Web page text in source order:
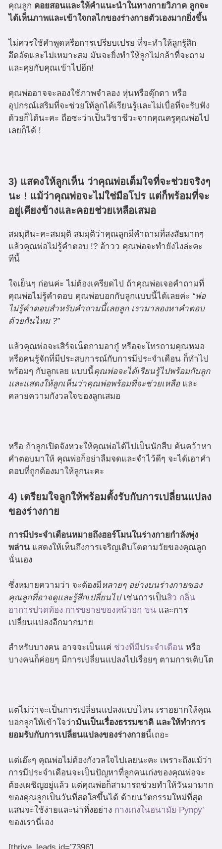
คุณลูก คอยสอนและให้คำแนะนำในทางกายวิภาค ลูกจะ
ได้เห็นภาพและเข้าใจกลไกของร่างกายตัวเองมากยิ่งขึ้น
ไม่ควรใช้คำพูดหรือการเปรียบเปรย ที่จะทำให้ลูกรู้สึก
อึดอัดและไม่เหมาะสม มันจะยิ่งทำให้ลูกไม่กล้าที่จะถาม
และคุยกับคุณเข้าไปอีก!
คุณพ่ออาจจะลองใช้ภาพจำลอง หุ่นหรือตุ๊กตา หรือ
อุปกรณ์เสริมที่จะช่วยให้ลูกได้เรียนรู้และไม่เบื่อที่จะรับฟัง
ด้วยก็ได้นะคะ ถือซะว่าเป็นวิชาชีวะจากคุณครูคุณพ่อไป
เลยก็ได้ !
3) แสดงให้ลูกเห็น ว่าคุณพ่อเต็มใจที่จะช่วยจริงๆ
นะ ! แม้ว่าคุณพ่อจะไม่ใช่มือโปร แต่ก็พร้อมที่จะ
อยู่เคียงข้างและคอยช่วยเหลือเสมอ
สมมุตินะคะสมมุติ สมมุติว่าคุณลูกมีคำถามที่สงสัยมากๆ
แล้วคุณพ่อไม่รู้คำตอบ !? อ้าวว คุณพ่อจะทำยังไงล่ะคะ
ทีนี้
ใจเย็นๆ ก่อนค่ะ ไม่ต้องเครียดไป ถ้าคุณพ่อเจอคำถามที่
คุณพ่อไม่รู้คำตอบ คุณพ่อบอกกับลูกแบบนี้ได้เลยค่ะ “พ่อ
ไม่รู้คำตอบสำหรับคำถามนี้เลยลูก เรามาลองหาคำตอบ
ด้วยกันไหม ?”
แล้วคุณพ่อจะเสิร์จเน็ตถามอากู๋ หรือจะโทรถามคุณหมอ
หรือคนรู้จักที่มีประสบการณ์กับการมีประจำเดือน ก็ทำไป
พร้อมๆ กับลูกเลย แบบนี้คุณพ่อจะได้เรียนรู้ไปพร้อมกับลูก
และแสดงให้ลูกเห็นว่าคุณพ่อพร้อมที่จะช่วยเหลือและ
คลายความกังวลใจของลูกเสมอ
หรือ ถ้าลูกเปิดจังหวะให้คุณพ่อได้ไปเป็นนักสืบ ค้นคว้าหา
คำตอบมาให้ คุณพ่อก็อย่าลืมจดและจำไว้ดีๆ จะได้เอาคำ
ตอบที่ถูกต้องมาให้ลูกนะคะ
4) เตรียมใจลูกให้พร้อมตั้งรับกับการเปลี่ยนแปลง
ของร่างกาย
การมีประจำเดือนหมายถึงฮอร์โมนในร่างกายกำลังพุ่ง
พล่าน แสดงให้เห็นถึงการเจริญเติบโตตามวัยของคุณลูก
นั่นเอง
ซึ่งหมายความว่า จะต้องมีหลายๆ อย่างบนร่างกายของ
คุณลูกที่อาจดูและรู้สึกเปลี่ยนไปเช่นการเป็นสิว กลิ่น
อาการปวดท้อง การขยายของหน้าอก ขน และการ
เปลี่ยนแปลงอีกมากมาย
สำหรับบางคน อาจจะเป็นแค่ ช่วงที่มีประจำเดือน หรือ
บางคนก็ค่อยๆ มีการเปลี่ยนแปลงไปเรื่อยๆ ตามการเติบโต
แต่ไม่ว่าจะเป็นการเปลี่ยนแปลงแบบไหน เราอยากให้คุณ
บอกลูกให้เข้าใจว่ามันเป็นเรื่องธรรมชาติ และให้ทำการ
ยอมรับกับการเปลี่ยนแปลงของร่างกายนี้เถอะ
แต่เอ๊ะๆ คุณพ่อไม่ต้องกังวลใจไปเลยนะคะ เพราะถึงแม้ว่า
การมีประจำเดือนจะเป็นปัญหาที่ลูกคนเก่งของคุณพ่อจะ
ต้องเผชิญอยู่แล้ว แต่คุณพ่อก็สามารถช่วยทำให้วันมามาก
ของคุณลูกเป็นวันที่สดใสขึ้นได้ ด้วยนวัตกรรมใหม่ที่สุด
แสนจะใช้ง่ายและน่าทึ่งอย่าง กางเกงในอนามัย Pynpy’
ของเรานี่เอง